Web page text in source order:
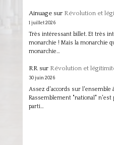
Ainuagesur Révolution et
1 juillet 2026
Très intéressant billet. Et très
monarchie ! Mais la monarchie
monarchie…
RR sur Révolution et
30 juin 2026
Assez d'accords sur l'ensemble
Rassemblement "national" n'est
parti…